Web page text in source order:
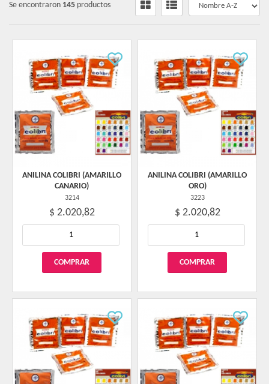
Se encontraron 145 productos
ANILINA COLIBRI (AMARILLO
CANARIO)
3214
$ 2.020,82
ANILINA COLIBRI (AMARILLO
ORO)
3223
$ 2.020,82